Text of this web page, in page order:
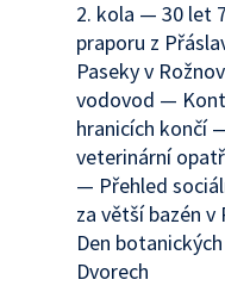
2. kola — 30 let
praporu z
Paseky v
vodovod —
hranicích končí
veterinární
— Přehled
za větší bazén
Den
Dvorech